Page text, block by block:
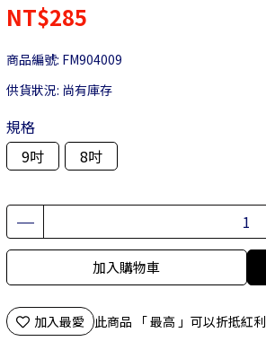
NT$285
商品編號: FM904009
供貨狀況: 尚有庫存
規格
9吋
8吋
加入購物車
加入最愛 此商品 「 最高 」可以折抵紅利